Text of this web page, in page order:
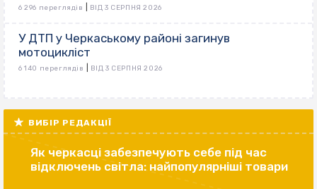
6 296 переглядів ВІД 3 СЕРПНЯ 2026
У ДТП у Черкаському районі загинув
мотоцикліст
6 140 переглядів ВІД 3 СЕРПНЯ 2026
ВИБІР РЕДАКЦІЇ
Як черкасці забезпечують себе під час
відключень світла: найпопулярніші товари